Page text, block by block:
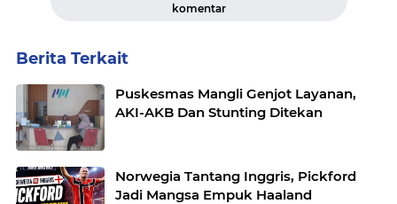
komentar
Berita Terkait
Puskesmas Mangli Genjot Layanan,
AKI-AKB Dan Stunting Ditekan
Norwegia Tantang Inggris, Pickford
Jadi Mangsa Empuk Haaland